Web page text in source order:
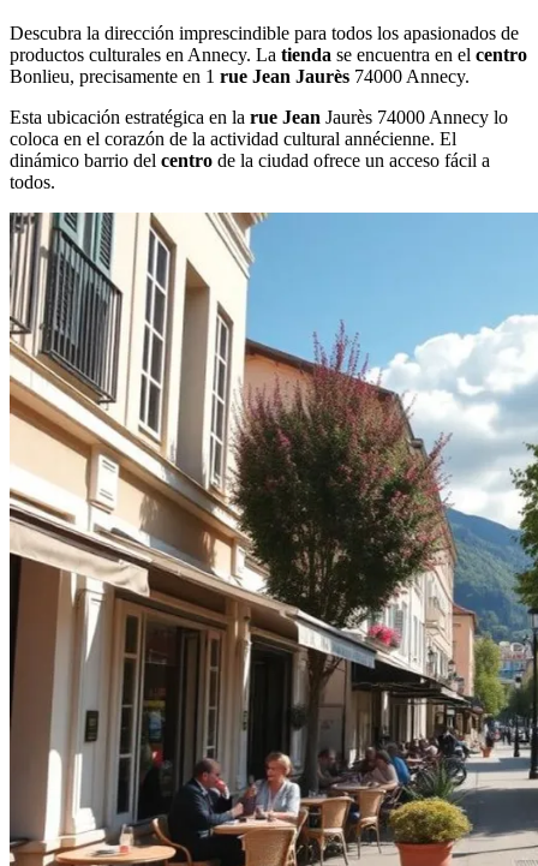
Descubra la dirección imprescindible para todos los apasionados de
productos culturales en Annecy. La tienda se encuentra en el centro
Bonlieu, precisamente en 1 rue Jean Jaurès 74000 Annecy.
Esta ubicación estratégica en la rue Jean Jaurès 74000 Annecy lo
coloca en el corazón de la actividad cultural annécienne. El
dinámico barrio del centro de la ciudad ofrece un acceso fácil a
todos.